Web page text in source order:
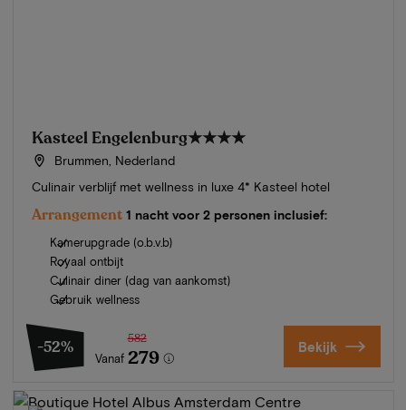
Kasteel Engelenburg★★★★
Brummen, Nederland
Culinair verblijf met wellness in luxe 4* Kasteel hotel
Arrangement 1 nacht voor 2 personen inclusief:
Kamerupgrade (o.b.v.b)
Royaal ontbijt
Culinair diner (dag van aankomst)
Gebruik wellness
-52%
Vanaf
582
279 Bekijk